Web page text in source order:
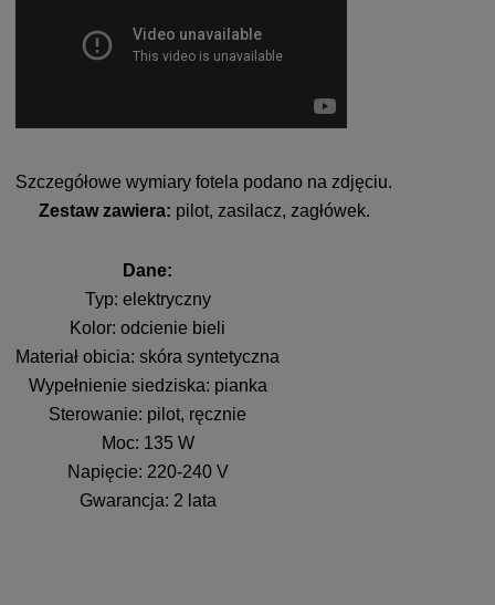
Szczegółowe wymiary fotela podano na zdjęciu.
Zestaw zawiera: pilot, zasilacz, zagłówek.
Dane:
Typ: elektryczny
Kolor: odcienie bieli
Materiał obicia: skóra syntetyczna
Wypełnienie siedziska: pianka
Sterowanie: pilot, ręcznie
Moc: 135 W
Napięcie: 220-240 V
Gwarancja: 2 lata